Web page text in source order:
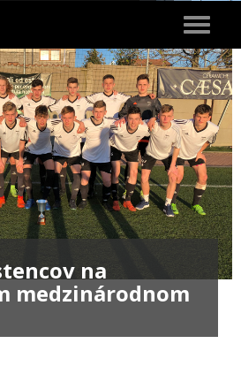
Toggle
na
medzinárodnom